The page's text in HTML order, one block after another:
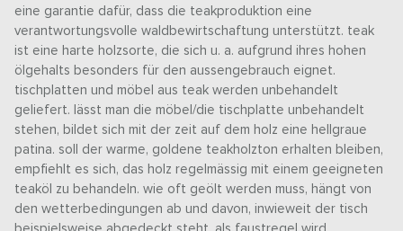
eine garantie dafür, dass die teakproduktion eine
verantwortungsvolle waldbewirtschaftung unterstützt. teak
ist eine harte holzsorte, die sich u. a. aufgrund ihres hohen
ölgehalts besonders für den aussengebrauch eignet.
tischplatten und möbel aus teak werden unbehandelt
geliefert. lässt man die möbel/die tischplatte unbehandelt
stehen, bildet sich mit der zeit auf dem holz eine hellgraue
patina. soll der warme, goldene teakholzton erhalten bleiben,
empfiehlt es sich, das holz regelmässig mit einem geeigneten
teaköl zu behandeln. wie oft geölt werden muss, hängt von
den wetterbedingungen ab und davon, inwieweit der tisch